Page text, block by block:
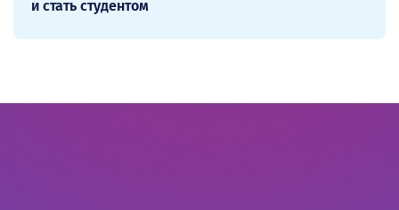
и стать студентом